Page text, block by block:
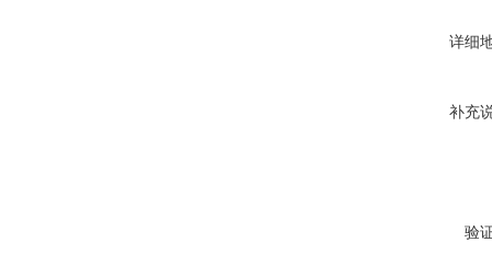
详细
补充
验